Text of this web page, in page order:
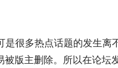
版主删除。所以在论坛